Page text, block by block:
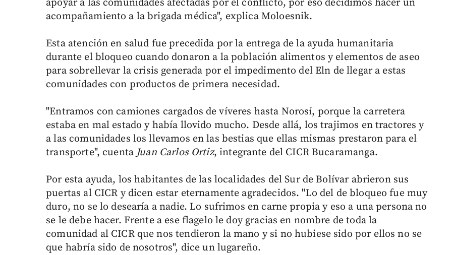
apoyar a las comunidades afectadas por el conflicto, por eso decidimos hacer un
acompañamiento a la brigada médica", explica Moloesnik.
Esta atención en salud fue precedida por la entrega de la ayuda humanitaria
durante el bloqueo cuando donaron a la población alimentos y elementos de aseo
para sobrellevar la crisis generada por el impedimento del Eln de llegar a estas
comunidades con productos de primera necesidad.
"Entramos con camiones cargados de víveres hasta Norosí, porque la carretera
estaba en mal estado y había llovido mucho. Desde allá, los trajimos en tractores y
a las comunidades los llevamos en las bestias que ellas mismas prestaron para el
transporte", cuentaJuan Carlos Ortiz, integrante del CICR Bucaramanga.
Por esta ayuda, los habitantes de las localidades del Sur de Bolívar abrieron sus
puertas al CICR y dicen estar eternamente agradecidos. "Lo del de bloqueo fue muy
duro, no se lo desearía a nadie. Lo sufrimos en carne propia y eso a una persona no
se le debe hacer. Frente a ese flagelo le doy gracias en nombre de toda la
comunidad al CICR que nos tendieron la mano y si no hubiese sido por ellos no se
que habría sido de nosotros", dice un lugareño.